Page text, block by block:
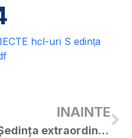
hcl-uri S edința
INAINTE
Ședința extraordinară a C.L. Curtici din 18.06.2024